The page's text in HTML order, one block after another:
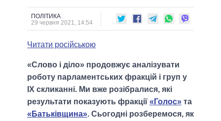
ОГЛЯДИ
ДАЙДЖЕСТИ
ПРЕЗИДЕНТ І ОФІС
ВЕРХОВНА РАДА
МЕРИ МІСТ
ВСІ ПЕРСОНИ
ВІДЕО
ПОЛІТИКА
29 червня 2021, 14:54
Читати російською
«Слово і діло» продовжує аналізувати
роботу парламентських фракцій і груп у
IX скликанні. Ми вже розібралися, які
результати показують фракції «Голос» та
«Батьківщина». Сьогодні розберемося, як